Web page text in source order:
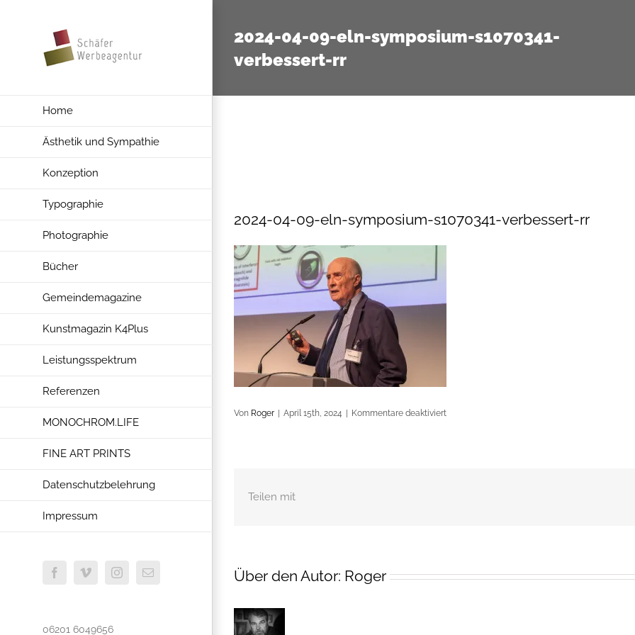
Home
Ästhetik und Sympathie
Konzeption
Typographie
Photographie
Bücher
Gemeindemagazine
Kunstmagazin K4Plus
Leistungsspektrum
Referenzen
MONOCHROM.LIFE
FINE ART PRINTS
Datenschutzbelehrung
Impressum
FacebookVimeoInstagram
E-
06201 6049656
2024-04-09-eln-symposium-s1070341-
verbessert-rr
2024-04-09-eln-symposium-s1070341-verbessert-rr
Von Roger April 15th, 2024 Kommentare deaktiviertfür
Teilen mit
Über den Autor: Roger